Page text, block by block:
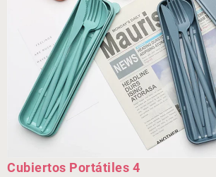
Cubiertos Portátiles 4